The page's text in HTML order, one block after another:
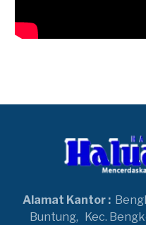
Alamat Kantor :
Buntung, Kec.